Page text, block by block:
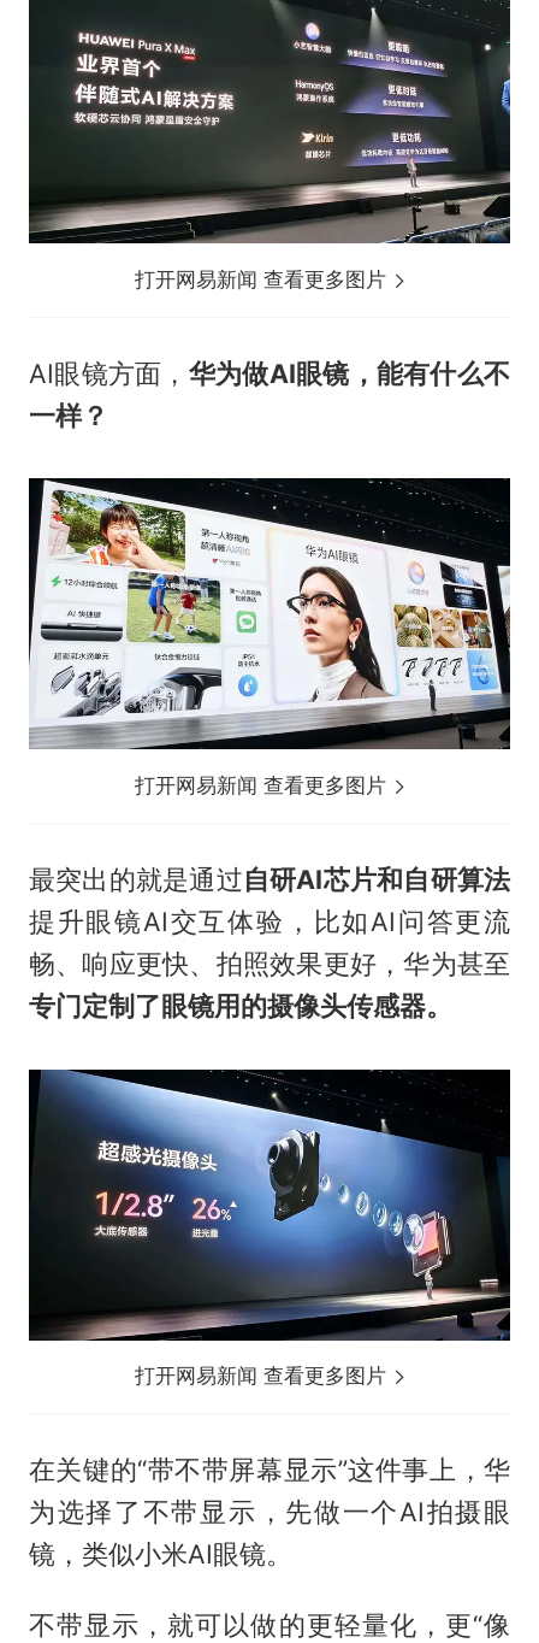
打开网易新闻 查看更多图片
AI眼镜方面， 华为做AI眼镜，能有什么不
一样？
打开网易新闻 查看更多图片
最突出的就是通过自研AI芯片和自研算法
提升眼镜AI交互体验，比如AI问答更流
畅、响应更快、拍照效果更好，华为甚至
专门定制了眼镜用的摄像头传感器。
打开网易新闻 查看更多图片
在关键的“带不带屏幕显示”这件事上，华
为选择了不带显示，先做一个AI拍摄眼
镜，类似小米AI眼镜。
不带显示，就可以做的更轻量化，更“像